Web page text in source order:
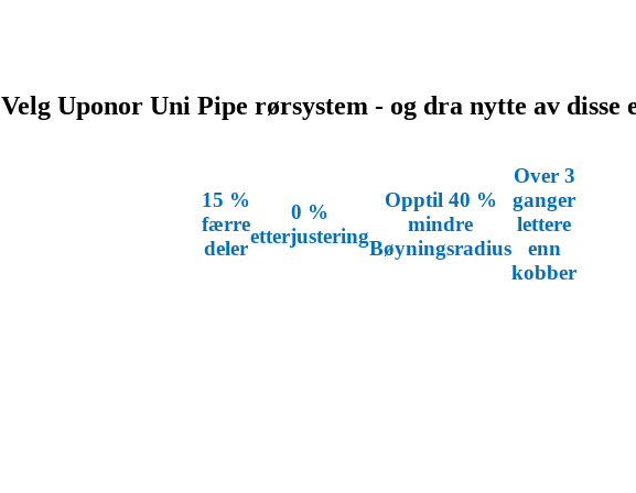
Velg Uponor Uni Pipe rørsystem - og dra nytte av disse
15 %
færre
deler
0 %
etterjustering
Opptil 40 %
mindre
Bøyningsradius
Over 3
ganger
lettere
enn
kobber